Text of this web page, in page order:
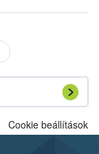
Cookie beállítások